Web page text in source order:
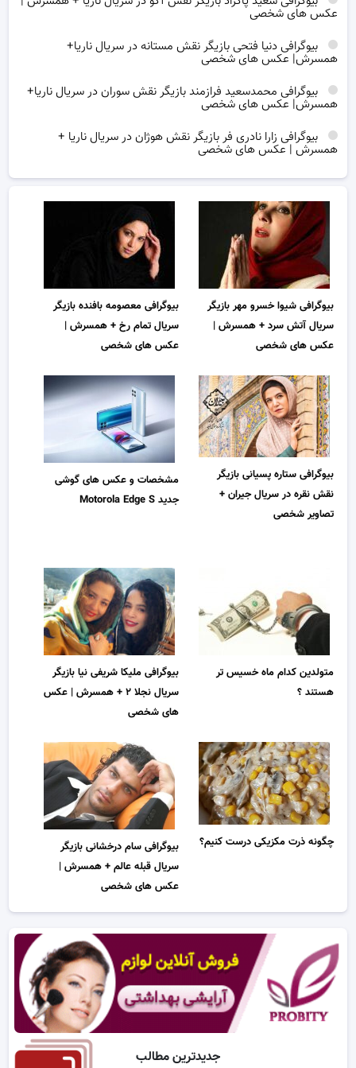
عکس های شخصی
بیوگرافی دنیا فتحی بازیگر نقش مستانه در سریال ناریا+
همسرش| عکس های شخصی
بیوگرافی محمدسعید فرازمند بازیگر نقش سوران در سریال ناریا+
همسرش| عکس های شخصی
بیوگرافی زارا نادری فر بازیگر نقش هوژان در سریال ناریا +
همسرش | عکس های شخصی
بیوگرافی شیوا خسرو مهر بازیگر
سریال آتش سرد + همسرش |
عکس های شخصی
بیوگرافی معصومه بافنده بازیگر
سریال تمام رخ + همسرش |
عکس های شخصی
بیوگرافی ستاره پسیانی بازیگر
نقش نقره در سریال جیران +
تصاویر شخصی
مشخصات و عکس های گوشی
جدید Motorola Edge S
متولدین کدام ماه خسیس تر
هستند ؟
بیوگرافی ملیکا شریفی نیا بازیگر
سریال نجلا ۲ + همسرش | عکس
های شخصی
چگونه ذرت مکزیکی درست کنیم؟
بیوگرافی سام درخشانی بازیگر
سریال قبله عالم + همسرش |
عکس های شخصی
جدیدترین مطالب